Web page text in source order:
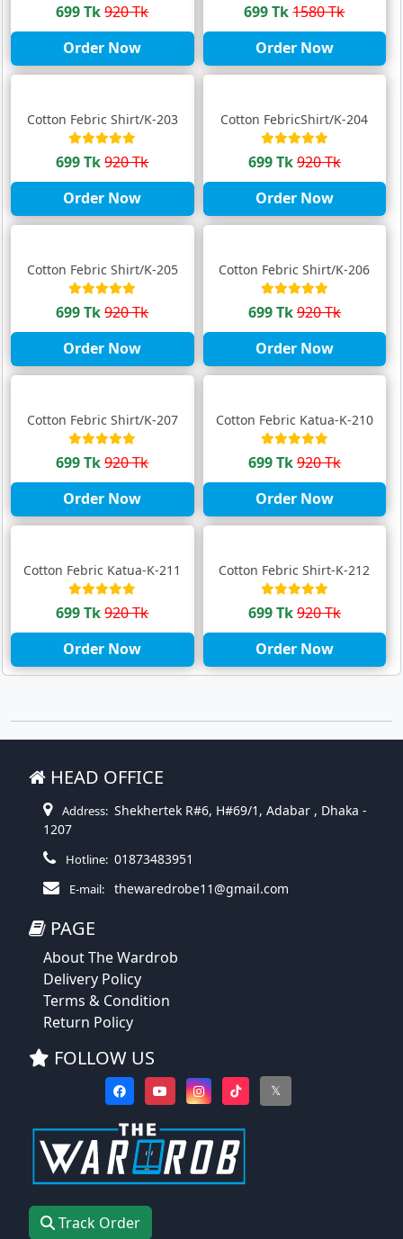
699 Tk920 Tk
Order Now
699 Tk 1580 Tk
Order Now
Cotton Febric Shirt/K-203
699 Tk920 Tk
Order Now
Cotton FebricShirt/K-204
699 Tk920 Tk
Order Now
Cotton Febric Shirt/K-205
699 Tk920 Tk
Order Now
Cotton Febric Shirt/K-206
699 Tk920 Tk
Order Now
Cotton Febric Shirt/K-207
699 Tk920 Tk
Order Now
Cotton Febric Katua-K-210
699 Tk920 Tk
Order Now
Cotton Febric Katua-K-211
699 Tk920 Tk
Order Now
Cotton Febric Shirt-K-212
699 Tk920 Tk
Order Now
HEAD OFFICE
Address: Shekhertek R#6, H#69/1, Adabar , Dhaka -
1207
Hotline: 01873483951
E-mail: thewaredrobe11@gmail.com
PAGE
About The Wardrob
Delivery Policy
Terms & Condition
Return Policy
FOLLOW US
𝕏
Track Order